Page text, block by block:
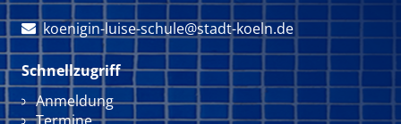
 koenigin-luise-schule@stadt-koeln.de
Schnellzugriff
Navigation überspringen
Anmeldung